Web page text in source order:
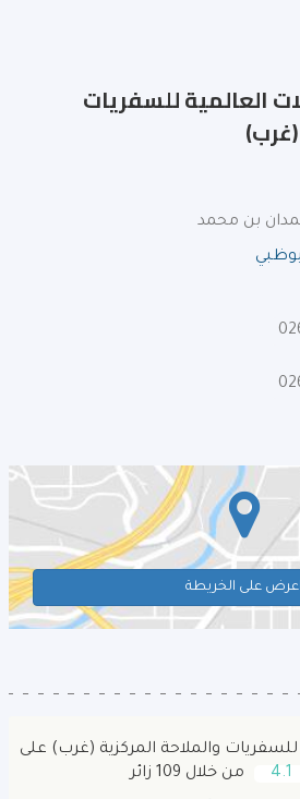
العالمية للسفريات
بن محمد
اعرض على الخريطة
والملاحة المركزية (غرب) على
4.1 من خلال 109 زائر